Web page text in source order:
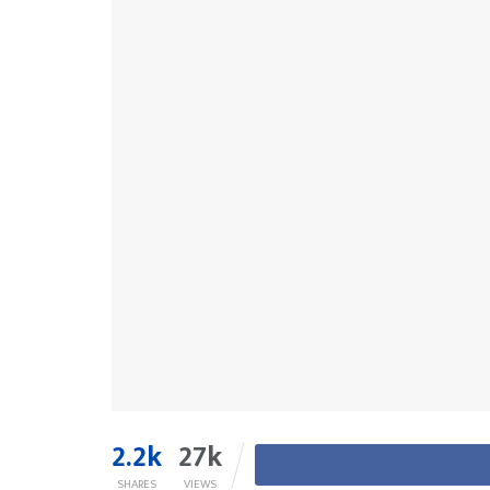
2.2k
SHARES
27k
VIEWS